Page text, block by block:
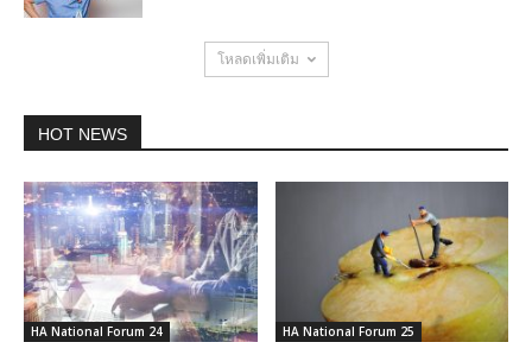
โหลดเพิ่มเติม
HOT NEWS
HA National Forum 24 HA National Forum 25